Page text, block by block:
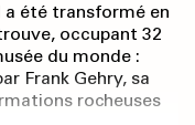
a été transformé en
occupant 32
du monde :
Frank Gehry, sa
rocheuses